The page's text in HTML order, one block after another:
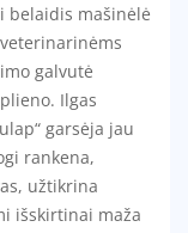
belaidis mašinėlė
galvutė
Ilgas
garsėja jau
rankena,
užtikrina
išskirtinai maža